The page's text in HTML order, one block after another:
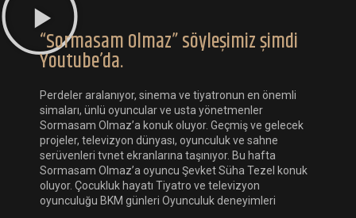
“Sormasam Olmaz” söyleşimiz şimdi
Youtube’da.
Perdeler aralanıyor, sinema ve tiyatronun en önemli
simaları, ünlü oyuncular ve usta yönetmenler
Sormasam Olmaz’a konuk oluyor. Geçmiş ve gelecek
projeler, televizyon dünyası, oyunculuk ve sahne
serüvenleri tvnet ekranlarına taşınıyor. Bu hafta
Sormasam Olmaz’a oyuncu Şevket Süha Tezel konuk
oluyor. Çocukluk hayatı Tiyatro ve televizyon
oyunculuğu BKM günleri Oyunculuk deneyimleri